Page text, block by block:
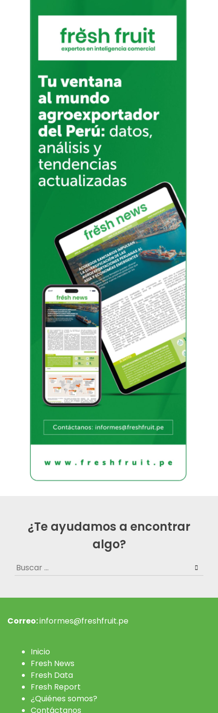
¿Te ayudamos a encontrar
algo?
Buscar:
Correo:informes@freshfruit.pe
Inicio
Fresh News
Fresh Data
Fresh Report
¿Quiénes somos?
Contáctanos